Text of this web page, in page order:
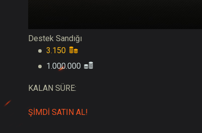
Destek Sandığı
3.150
1.000.000
KALAN SÜRE:
ŞİMDİ SATIN AL!